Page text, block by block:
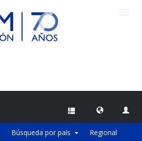
Búsqueda por país Regional